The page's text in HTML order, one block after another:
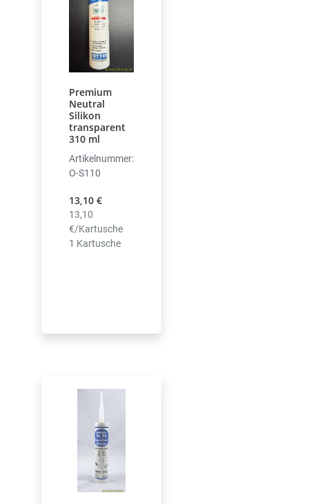
Premium
Neutral
Silikon
transparent
310 ml
Artikelnummer:
O-S110
13,10 €
13,10
€/Kartusche
1 Kartusche